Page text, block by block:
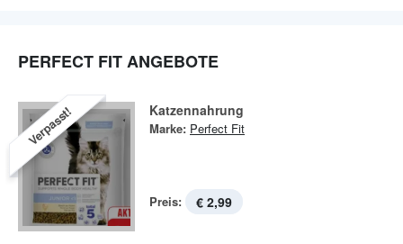
PERFECT FIT ANGEBOTE
Verpasst! Katzennahrung
Marke: Perfect Fit
Preis: € 2,99